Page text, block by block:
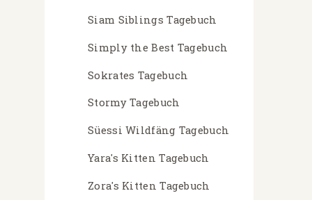
Siam Siblings Tagebuch
Simply the Best Tagebuch
Sokrates Tagebuch
Stormy Tagebuch
Süessi Wildfäng Tagebuch
Yara's Kitten Tagebuch
Zora's Kitten Tagebuch